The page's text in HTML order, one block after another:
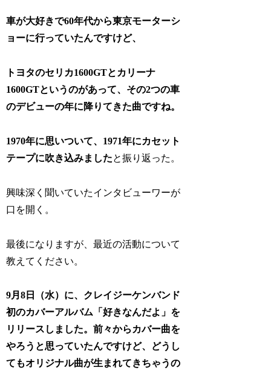
車が大好きで60年代から東京モーターシ
ョーに行っていたんですけど、
トヨタのセリカ1600GTとカリーナ
1600GTというのがあって、その2つの車
のデビューの年に降りてきた曲ですね。
1970年に思いついて、1971年にカセット
テープに吹き込みましたと振り返った。
興味深く聞いていたインタビューワーが
口を開く。
最後になりますが、最近の活動について
教えてください。
9月8日（水）に、クレイジーケンバンド
初のカバーアルバム「好きなんだよ」を
リリースしました。前々からカバー曲を
やろうと思っていたんですけど、どうし
てもオリジナル曲が生まれてきちゃうの